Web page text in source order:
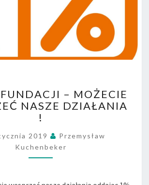
%
D
F
U
N
– MOŻECIE
NASZE DZIAŁANIA
!
2019
Przemysław
Kuchenbeker